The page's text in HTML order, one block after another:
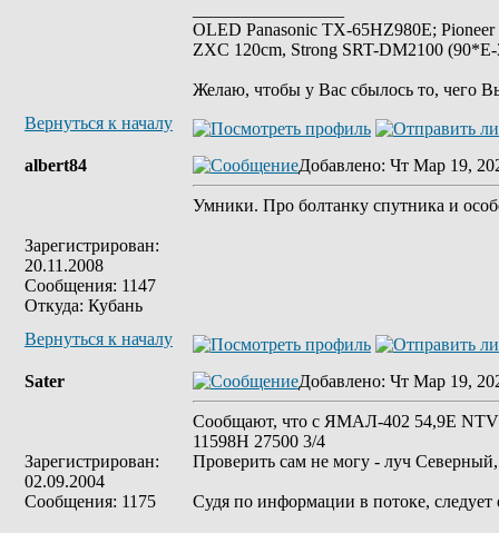
OLED Panasonic TX-65HZ980E;
ZXC 120cm, Strong SRT-DM2100
Желаю, чтобы у Вас сбылось то, чего
Вернуться к началу
albert84
Зарегистрирован:
20.11.2008
Сообщения: 1147
Откуда: Кубань
Добавлено: Чт Мар 19,
Умники. Про болтанку спутника и
Вернуться к началу
Sater
Зарегистрирован:
02.09.2004
Сообщения: 1175
Добавлено: Чт Мар 19,
Сообщают, что с ЯМАЛ-402 54,9Е NTV
11598Н 27500 3/4
Проверить сам не могу - луч
Судя по информации в потоке,